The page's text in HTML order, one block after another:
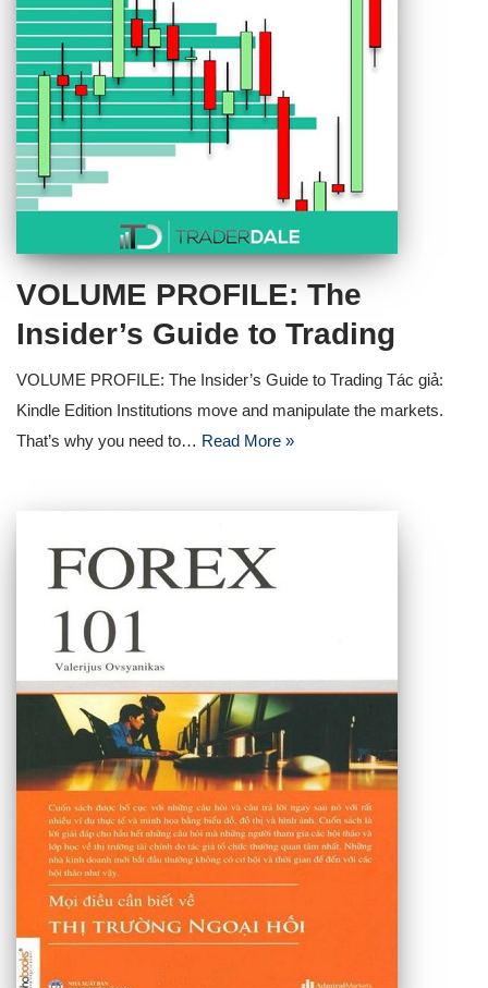
VOLUME PROFILE: The
Insider’s Guide to Trading
VOLUME PROFILE: The Insider’s Guide to Trading Tác giả:
Kindle Edition Institutions move and manipulate the markets.
That’s why you need to… Read More »